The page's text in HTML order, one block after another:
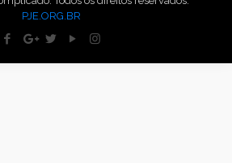
PJE.ORG.BR